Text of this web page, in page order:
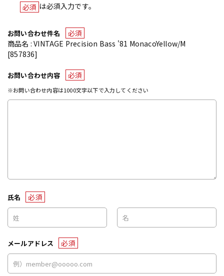
必須 は必須入力です。
お問い合わせ件名
必須
商品名 : VINTAGE Precision Bass '81 MonacoYellow/M
[857836]
お問い合わせ内容 必須
※お問い合わせ内容は1000文字以下で入力してください
氏名 必須
メールアドレス 必須